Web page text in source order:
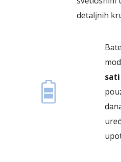
detaljnih